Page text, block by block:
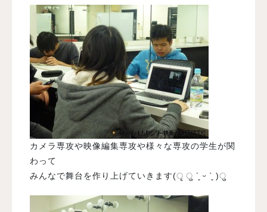
カメラ専攻や映像編集専攻や様々な専攻の学生が関
わって
みんなで舞台を作り上げていきます(ृ ु ´͈ ᵕ `͈ )ु